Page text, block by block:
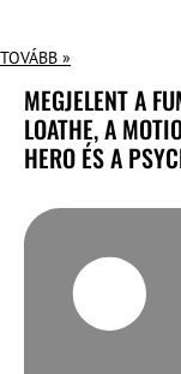
TOVÁBB »
MEGJELENT A
LOATHE, A
HERO ÉS A